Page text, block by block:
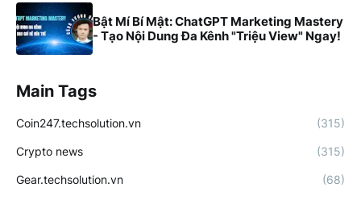
Bật Mí Bí Mật: ChatGPT Marketing Mastery
- Tạo Nội Dung Đa Kênh "Triệu View" Ngay!
Main Tags
Coin247.techsolution.vn (315)
Crypto news (315)
Gear.techsolution.vn (68)